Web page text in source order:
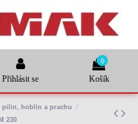
Přihlásit se
0
Košík
pilin, hoblin a prachu
230